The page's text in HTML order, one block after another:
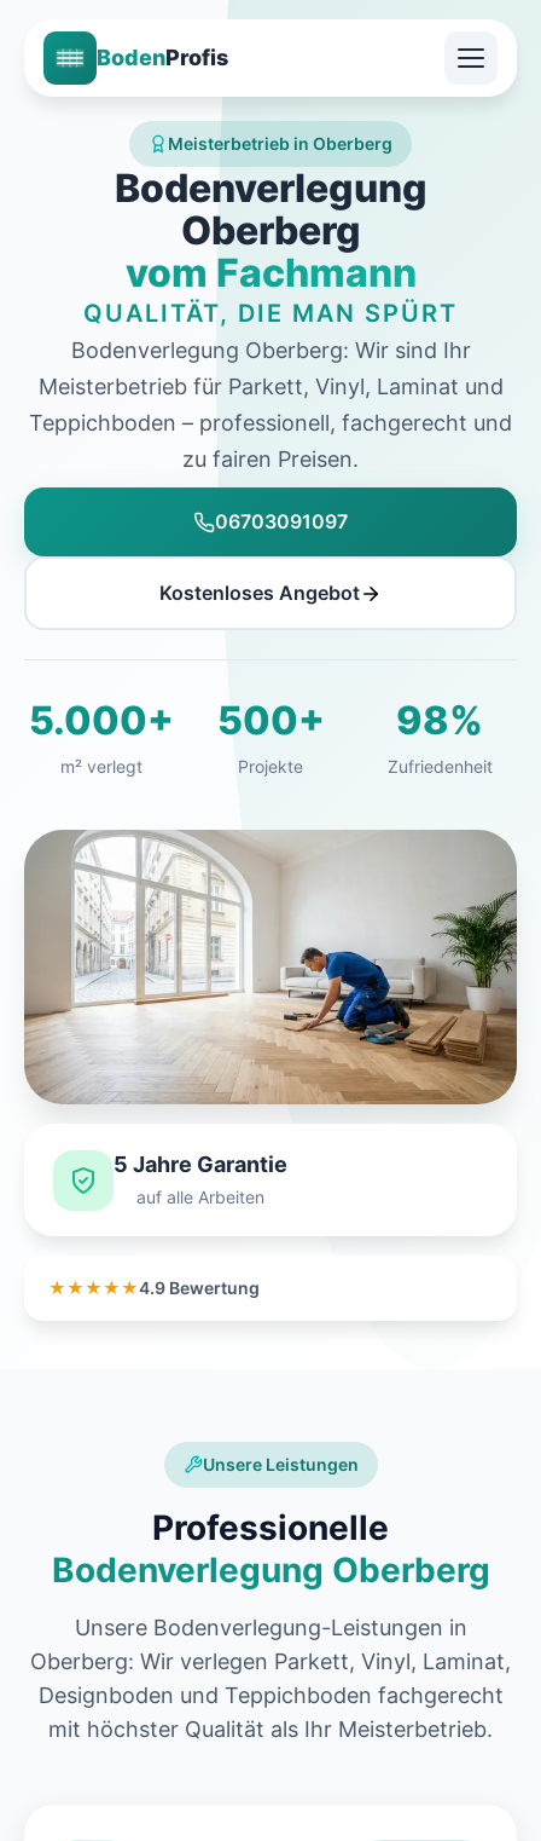
BodenProfis
Meisterbetrieb in Oberberg
Bodenverlegung
Oberberg
vom Fachmann
QUALITÄT, DIE MAN SPÜRT
Bodenverlegung Oberberg: Wir sind Ihr
Meisterbetrieb für Parkett, Vinyl, Laminat und
Teppichboden – professionell, fachgerecht und
zu fairen Preisen.
06703091097
Kostenloses Angebot
5.000+
m² verlegt
500+
Projekte
98%
Zufriedenheit
5 Jahre Garantie
auf alle Arbeiten
★★★★★4.9 Bewertung
Unsere Leistungen
Professionelle
Bodenverlegung Oberberg
Unsere Bodenverlegung-Leistungen in
Oberberg: Wir verlegen Parkett, Vinyl, Laminat,
Designboden und Teppichboden fachgerecht
mit höchster Qualität als Ihr Meisterbetrieb.